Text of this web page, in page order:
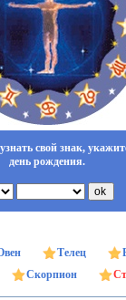
свой знак,
день рождения.
Телец
Скорпион